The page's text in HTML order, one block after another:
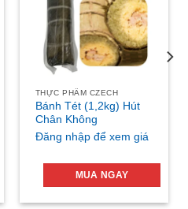
THỰC PHẨM CZECH
Bánh Tét (1,2kg) Hút
Chân Không
Đăng nhập để xem giá
MUA NGAY